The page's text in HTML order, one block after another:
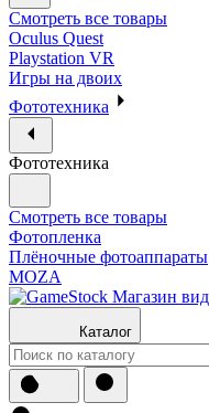
Смотреть все товары
Oculus Quest
Playstation VR
Игры на двоих
Фототехника
Фототехника
Смотреть все товары
Фотопленка
Плёночные фотоаппараты
MOZA
Каталог